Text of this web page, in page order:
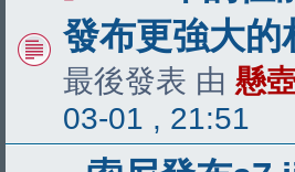
發布更強大的
最後發表 由 懸
03-01 , 21:51